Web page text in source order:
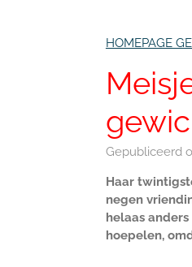
HOMEPAGE
Gepubliceerd
Haar
negen
helaas
hoepelen,